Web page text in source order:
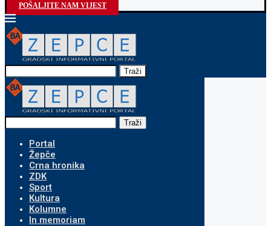
POŠALJITE NAM VIJEST
Traži
Traži
Portal
Žepče
Crna hronika
ZDK
Sport
Kultura
Kolumne
In memoriam